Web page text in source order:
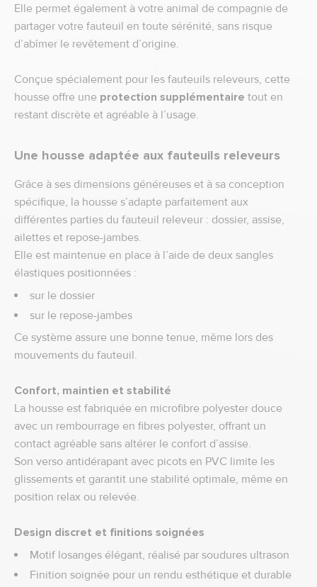
Elle permet également à votre animal de compagnie de
partager votre fauteuil en toute sérénité, sans risque
d’abîmer le revêtement d’origine.
Conçue spécialement pour les fauteuils releveurs, cette
housse offre une protection supplémentaire tout en
restant discrète et agréable à l’usage.
Une housse adaptée aux fauteuils releveurs
Grâce à ses dimensions généreuses et à sa conception
spécifique, la housse s’adapte parfaitement aux
différentes parties du fauteuil releveur : dossier, assise,
ailettes et repose-jambes.
Elle est maintenue en place à l’aide de deux sangles
élastiques positionnées :
sur le dossier
sur le repose-jambes
Ce système assure une bonne tenue, même lors des
mouvements du fauteuil.
Confort, maintien et stabilité
La housse est fabriquée en microfibre polyester douce
avec un rembourrage en fibres polyester, offrant un
contact agréable sans altérer le confort d’assise.
Son verso antidérapant avec picots en PVC limite les
glissements et garantit une stabilité optimale, même en
position relax ou relevée.
Design discret et finitions soignées
Motif losanges élégant, réalisé par soudures ultrason
Finition soignée pour un rendu esthétique et durable